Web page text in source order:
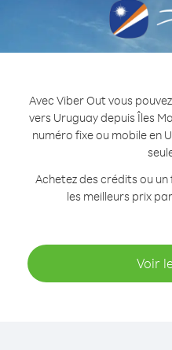
Avec Viber Out vous
vers Uruguay depuis Îles
numéro fixe ou mobile en
Achetez des crédits ou
les meilleurs prix
Voir